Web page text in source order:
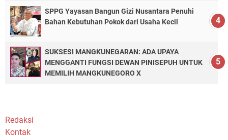
SPPG Yayasan Bangun Gizi Nusantara Penuhi
Bahan Kebutuhan Pokok dari Usaha Kecil
SUKSESI MANGKUNEGARAN: ADA UPAYA
MENGGANTI FUNGSI DEWAN PINISEPUH UNTUK
MEMILIH MANGKUNEGORO X
Redaksi
Kontak